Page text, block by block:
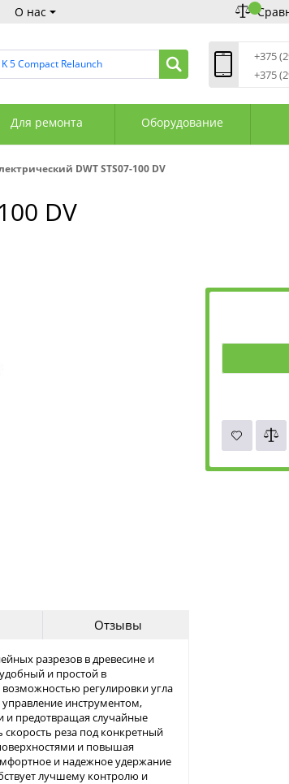
О нас
5 Compact Relaunch +375
+375
Сб:
Для ремонта Оборудование
DWT STS07-100 DV
DV
Отзывы
разрезов в древесине и
и простой в
регулировки угла
инструментом,
и предотвращая случайные
реза под конкретный
и повышая
и надежное удержание
лучшему контролю и